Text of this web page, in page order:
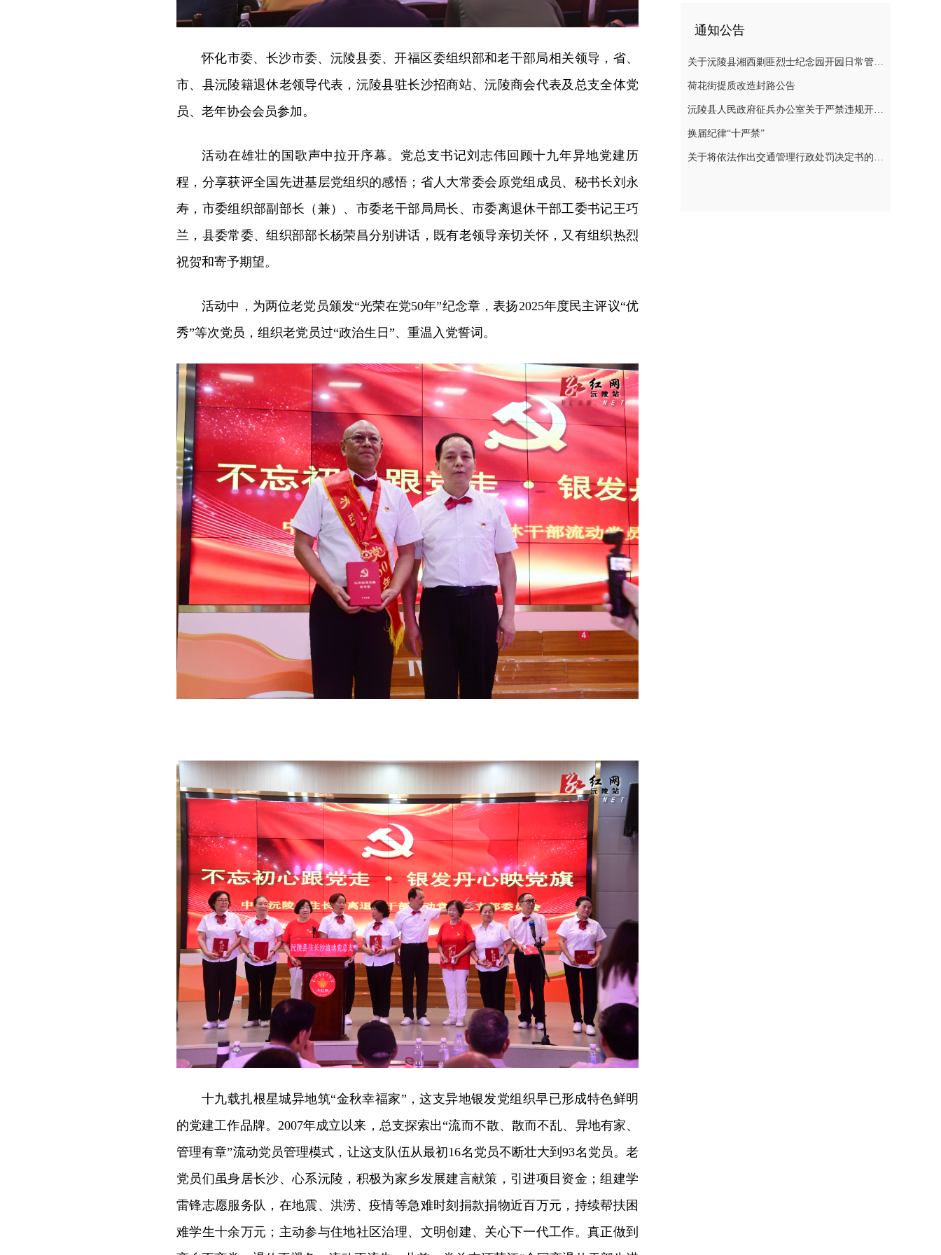
怀化市委、长沙市委、沅陵县委、开福区委组织部和老干部局相关领导，省、
市、县沅陵籍退休老领导代表，沅陵县驻长沙招商站、沅陵商会代表及总支全体党
员、老年协会会员参加。
活动在雄壮的国歌声中拉开序幕。党总支书记刘志伟回顾十九年异地党建历
程，分享获评全国先进基层党组织的感悟；省人大常委会原党组成员、秘书长刘永
寿，市委组织部副部长（兼）、市委老干部局局长、市委离退休干部工委书记王巧
兰，县委常委、组织部部长杨荣昌分别讲话，既有老领导亲切关怀，又有组织热烈
祝贺和寄予期望。
活动中，为两位老党员颁发“光荣在党50年”纪念章，表扬2025年度民主评议“优
秀”等次党员，组织老党员过“政治生日”、重温入党誓词。
十九载扎根星城异地筑“金秋幸福家”，这支异地银发党组织早已形成特色鲜明
的党建工作品牌。2007年成立以来，总支探索出“流而不散、散而不乱、异地有家、
管理有章”流动党员管理模式，让这支队伍从最初16名党员不断壮大到93名党员。老
党员们虽身居长沙、心系沅陵，积极为家乡发展建言献策，引进项目资金；组建学
雷锋志愿服务队，在地震、洪涝、疫情等急难时刻捐款捐物近百万元，持续帮扶困
难学生十余万元；主动参与住地社区治理、文明创建、关心下一代工作。真正做到
通知公告
关于沅陵县湘西剿匪烈士纪念园开园日常管理规定（草案）公开征求意见的公告
荷花街提质改造封路公告
沅陵县人民政府征兵办公室关于严禁违规开展 涉征兵商业化培训的公告
换届纪律“十严禁”
关于将依法作出交通管理行政处罚决定书的公告